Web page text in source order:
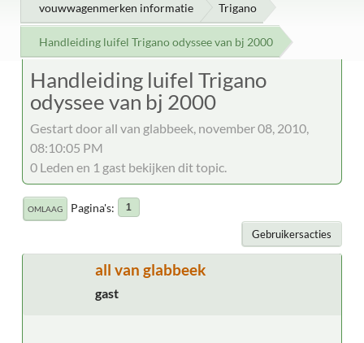
vouwwagenmerken informatie Trigano
Handleiding luifel Trigano odyssee van bj 2000
Handleiding luifel Trigano
odyssee van bj 2000
Gestart door all van glabbeek, november 08, 2010,
08:10:05 PM
0 Leden en 1 gast bekijken dit topic.
OMLAAG Pagina's 1
Gebruikersacties
all van glabbeek
gast